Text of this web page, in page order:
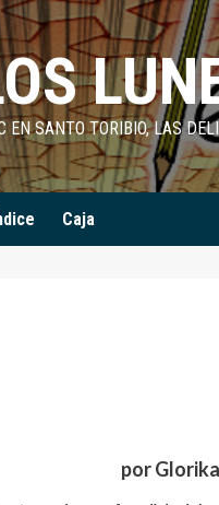
EN SANTO TORIBIO, LAS
Caja
por